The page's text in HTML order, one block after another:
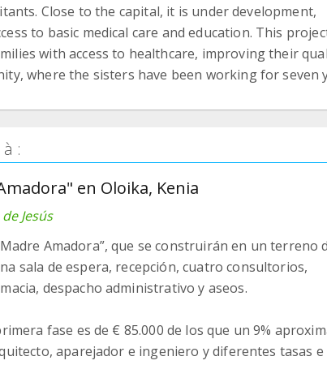
Close to the capital, it is under development,
to basic medical care and education. This
with access to healthcare, improving their
where the sisters have been working for seven
:
en Oloika, Kenia
Jesús
Amadora”, que se construirán en un terreno
sala de espera, recepción, cuatro consultorios,
despacho administrativo y aseos.
fase es de € 85.000 de los que un 9%
aparejador e ingeniero y diferentes tasas e